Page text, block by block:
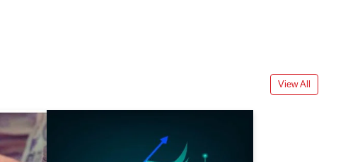
View All